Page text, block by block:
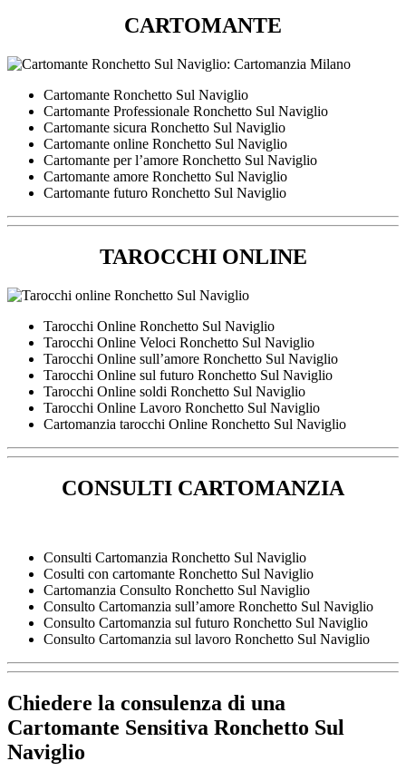
CARTOMANTE
Cartomante Ronchetto Sul Naviglio
Cartomante Professionale Ronchetto Sul Naviglio
Cartomante sicura Ronchetto Sul Naviglio
Cartomante online Ronchetto Sul Naviglio
Cartomante per l’amore Ronchetto Sul Naviglio
Cartomante amore Ronchetto Sul Naviglio
Cartomante futuro Ronchetto Sul Naviglio
TAROCCHI ONLINE
Tarocchi Online Ronchetto Sul Naviglio
Tarocchi Online Veloci Ronchetto Sul Naviglio
Tarocchi Online sull’amore Ronchetto Sul Naviglio
Tarocchi Online sul futuro Ronchetto Sul Naviglio
Tarocchi Online soldi Ronchetto Sul Naviglio
Tarocchi Online Lavoro Ronchetto Sul Naviglio
Cartomanzia tarocchi Online Ronchetto Sul Naviglio
CONSULTI CARTOMANZIA
Consulti Cartomanzia Ronchetto Sul Naviglio
Cosulti con cartomante Ronchetto Sul Naviglio
Cartomanzia Consulto Ronchetto Sul Naviglio
Consulto Cartomanzia sull’amore Ronchetto Sul Naviglio
Consulto Cartomanzia sul futuro Ronchetto Sul Naviglio
Consulto Cartomanzia sul lavoro Ronchetto Sul Naviglio
Chiedere la consulenza di una
Cartomante Sensitiva Ronchetto Sul
Naviglio